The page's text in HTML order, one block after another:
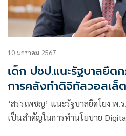
10 มกราคม 2567
เด็ก ปชป.แนะรัฐบาลยึด
การคลังทำดิจิทัลวอลเล็ต
‘สรรเพชญ’ แนะรัฐบาลยึดโยง พ.
เป็นสำคัญในการทำนโยบาย